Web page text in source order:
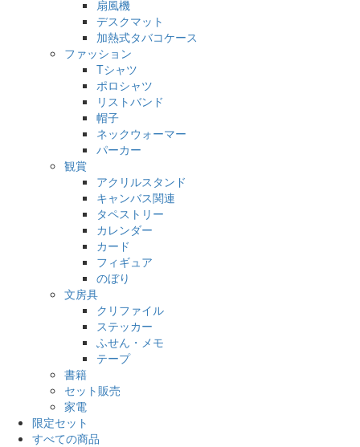
扇風機
デスクマット
加熱式タバコケース
ファッション
Tシャツ
ポロシャツ
リストバンド
帽子
ネックウォーマー
パーカー
観賞
アクリルスタンド
キャンバス関連
タペストリー
カレンダー
カード
フィギュア
のぼり
文房具
クリファイル
ステッカー
ふせん・メモ
テープ
書籍
セット販売
家電
限定セット
すべての商品